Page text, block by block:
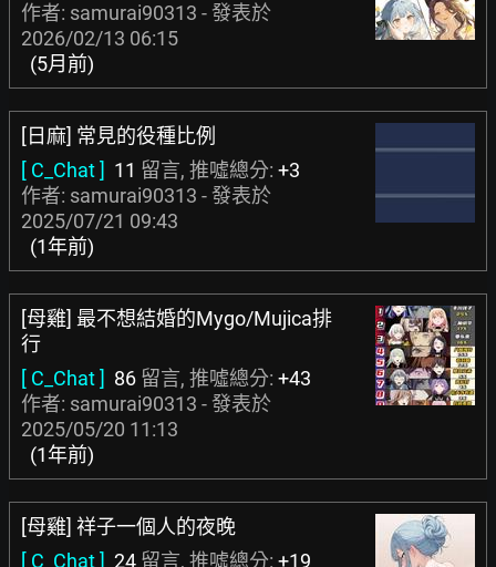
作者: samurai90313 - 發表於
2026/02/13 06:15
(5月前)
[日麻] 常見的役種比例
[ C_Chat ] 11 留言, 推噓總分: +3
作者: samurai90313 - 發表於
2025/07/21 09:43
(1年前)
[母雞] 最不想結婚的Mygo/Mujica排
行
[ C_Chat ] 86 留言, 推噓總分: +43
作者: samurai90313 - 發表於
2025/05/20 11:13
(1年前)
[母雞] 祥子一個人的夜晚
[ C_Chat ] 24 留言, 推噓總分: +19